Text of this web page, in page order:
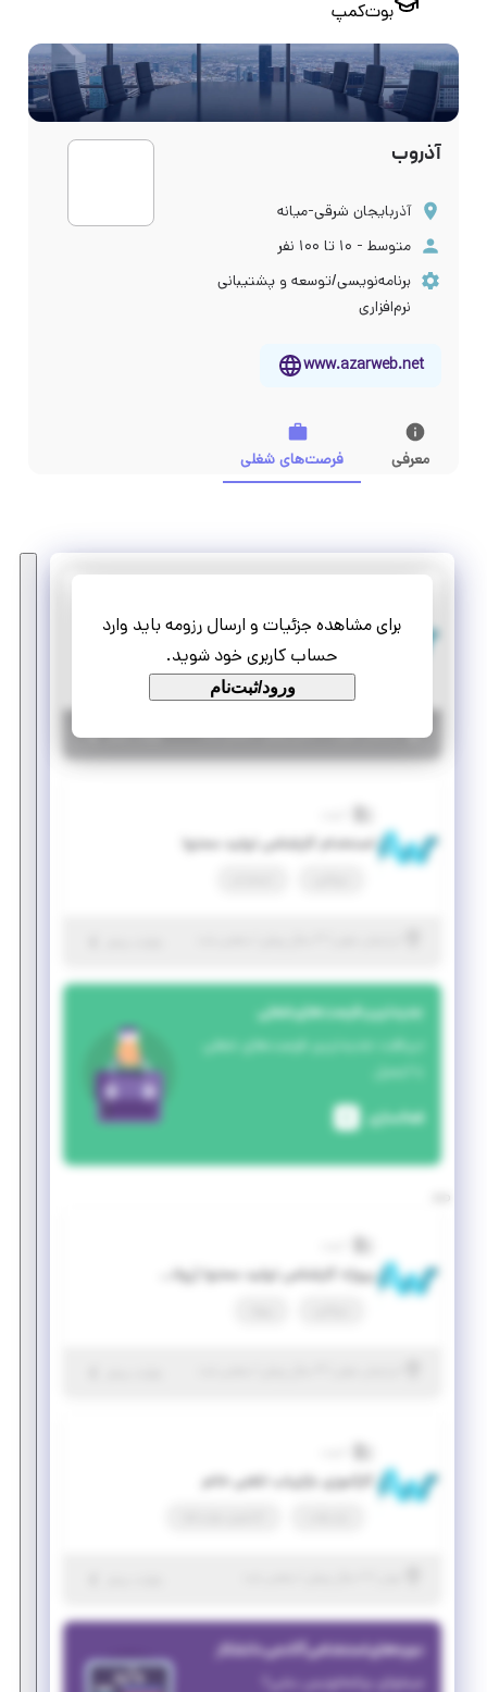
بوت‌کمپ
آذروب
آذربایجان شرقی-میانه
متوسط - ۱۰ تا ۱۰۰ نفر
برنامه‌نویسی/توسعه و پشتیبانی
نرم‌افزاری
www.azarweb.net
معرفی فرصت‌های شغلی
برای مشاهده جزئیات و ارسال رزومه باید وارد
حساب کاربری خود شوید.
ورود/ثبت‌نام
دورکاری استخدام
آذربایجان شرقی |۲ سال پیش | منقضی شده جزئیات بیشتر
استخدام کارشناس تولید محتوا
جدیدترین فرصت‌های شغلی
دریافت جدیدترین فرصت‌های شغلی
با ایمیل
فعالسازی
کارآموزی بازاریاب تلفنی خانم
دوره‌های استخدامی آکادمی دانشکار
میخوای برنامه‌نویس بشی؟